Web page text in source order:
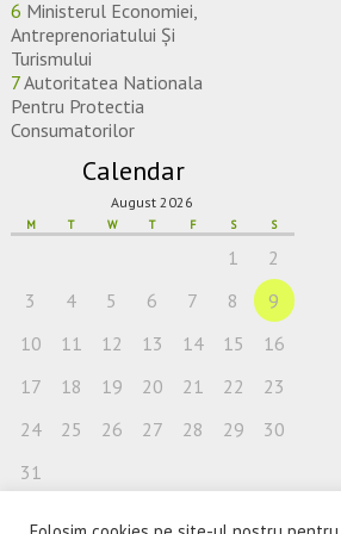
6 Ministerul Economiei,
Antreprenoriatului Și
Turismului
7Autoritatea Nationala
Pentru Protectia
Consumatorilor
Calendar
August 2026
M T W T F S S
1
2
3
4 5 6 7 8
9
10
11 12 13 14 15
16
17
18 19 20 21 22
23
24
25 26 27 28 29
30
31